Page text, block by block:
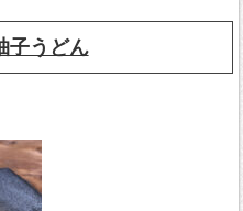
子うどん